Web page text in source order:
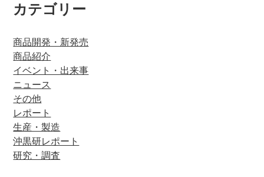
カテゴリー
商品開発・新発売
商品紹介
イベント・出来事
ニュース
その他
レポート
生産・製造
沖黒研レポート
研究・調査